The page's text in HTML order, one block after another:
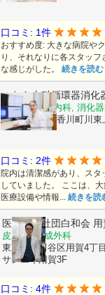
口コミ: 1件
おすすめ度: 大きな病院や
り、それなりに各スタッ
な感じがした。 続きを読む
のむら内科循環器消化
内科, 循環器内科, 消化
香川県高松市香川町川東
口コミ: 2件
院内は清潔感があり、ス
していました。 ここは、
医療設備や情報... 続きを読
医療法人社団白和会
皮膚科, 形成外科
東京都世田谷区用賀4丁
サンエイ用賀3F
口コミ: 4件